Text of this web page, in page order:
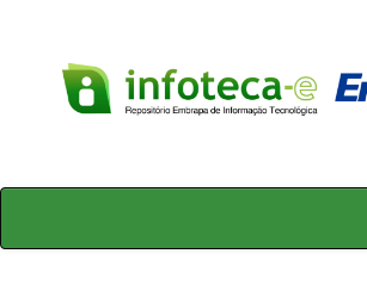
Skip